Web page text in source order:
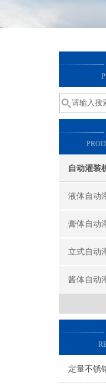
自动灌装
液体自动
膏体自动
立式自动
酱体自动